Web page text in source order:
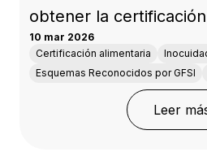
obtener la certificación
10 mar 2026
Certificación alimentaria
Esquemas Reconocidos por GFSI
Leer